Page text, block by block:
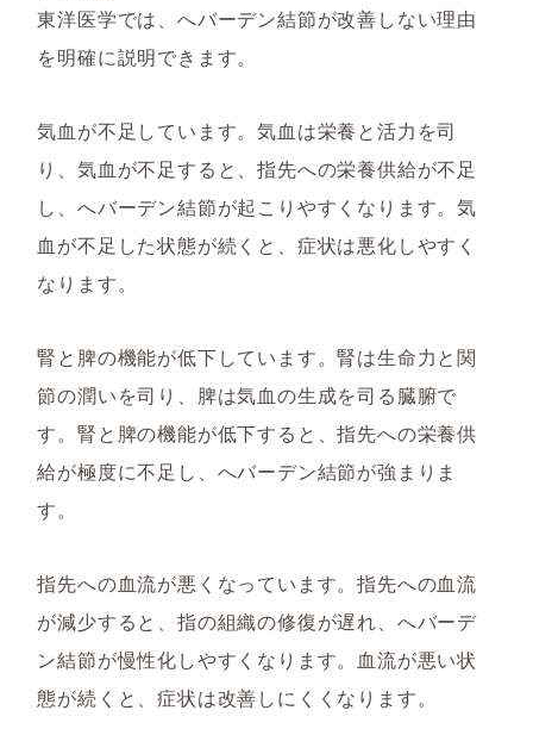
東洋医学では、へバーデン結節が改善しない理由
を明確に説明できます。
気血が不足しています。気血は栄養と活力を司
り、気血が不足すると、指先への栄養供給が不足
し、へバーデン結節が起こりやすくなります。気
血が不足した状態が続くと、症状は悪化しやすく
なります。
腎と脾の機能が低下しています。腎は生命力と関
節の潤いを司り、脾は気血の生成を司る臓腑で
す。腎と脾の機能が低下すると、指先への栄養供
給が極度に不足し、へバーデン結節が強まりま
す。
指先への血流が悪くなっています。指先への血流
が減少すると、指の組織の修復が遅れ、へバーデ
ン結節が慢性化しやすくなります。血流が悪い状
態が続くと、症状は改善しにくくなります。